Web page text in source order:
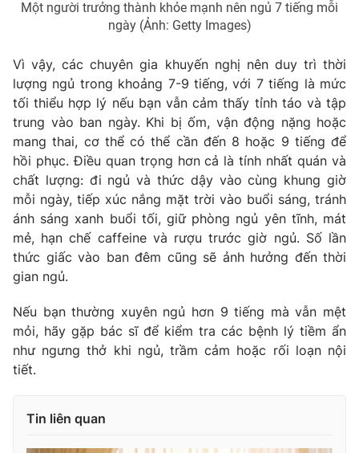
Một người trưởng thành khỏe mạnh nên ngủ 7 tiếng mỗi
ngày (Ảnh: Getty Images)
Vì vậy, các chuyên gia khuyến nghị nên duy trì thời
lượng ngủ trong khoảng 7-9 tiếng, với 7 tiếng là mức
tối thiểu hợp lý nếu bạn vẫn cảm thấy tỉnh táo và tập
trung vào ban ngày. Khi bị ốm, vận động nặng hoặc
mang thai, cơ thể có thể cần đến 8 hoặc 9 tiếng để
hồi phục. Điều quan trọng hơn cả là tính nhất quán và
chất lượng: đi ngủ và thức dậy vào cùng khung giờ
mỗi ngày, tiếp xúc nắng mặt trời vào buổi sáng, tránh
ánh sáng xanh buổi tối, giữ phòng ngủ yên tĩnh, mát
mẻ, hạn chế caffeine và rượu trước giờ ngủ. Số lần
thức giấc vào ban đêm cũng sẽ ảnh hưởng đến thời
gian ngủ.
Nếu bạn thường xuyên ngủ hơn 9 tiếng mà vẫn mệt
mỏi, hãy gặp bác sĩ để kiểm tra các bệnh lý tiềm ẩn
như ngưng thở khi ngủ, trầm cảm hoặc rối loạn nội
tiết.
Tin liên quan